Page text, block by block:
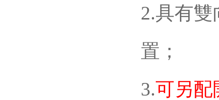
2.具有雙
置；
3.可另配